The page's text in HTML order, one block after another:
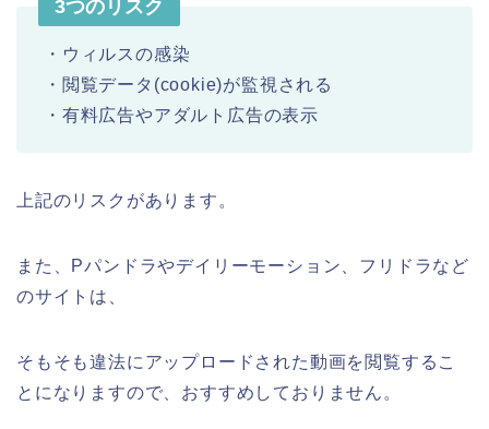
3つのリスク
・ウィルスの感染
・閲覧データ(cookie)が監視される
・有料広告やアダルト広告の表示
上記のリスクがあります。
また、Pパンドラやデイリーモーション、フリドラなど
のサイトは、
そもそも違法にアップロードされた動画を閲覧するこ
とになりますので、おすすめしておりません。